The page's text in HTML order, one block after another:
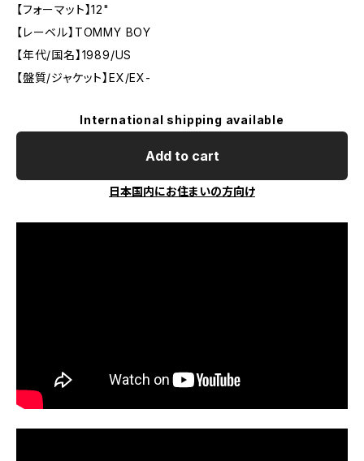
【フォーマット】12"
【レーベル】TOMMY BOY
【年代/国名】1989/US
【盤質/ジャケット】EX/EX-
International shipping available
Add to cart
日本国内にお住まいの方向け